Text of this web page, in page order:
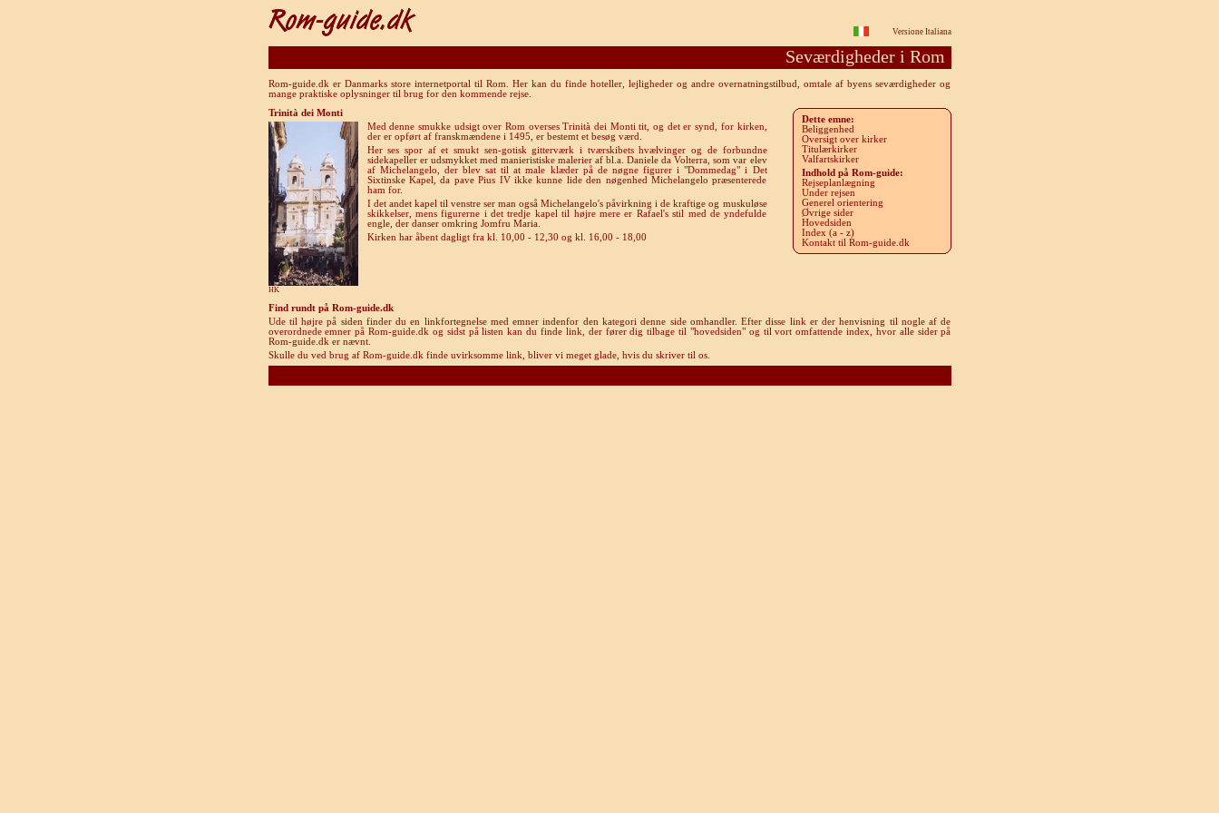
Versione Italiana
Seværdigheder i Rom
Rom-guide.dk er Danmarks store internetportal til Rom. Her kan du finde hoteller, lejligheder og andre overnatningstilbud, omtale af byens seværdigheder og
mange praktiske oplysninger til brug for den kommende rejse.
Trinità dei Monti
Med denne smukke udsigt over Rom overses Trinità dei Monti tit, og det er synd, for kirken,
der er opført af franskmændene i 1495, er bestemt et besøg værd.
Her ses spor af et smukt sen-gotisk gitterværk i tværskibets hvælvinger og de forbundne
sidekapeller er udsmykket med manieristiske malerier af bl.a. Daniele da Volterra, som var elev
af Michelangelo, der blev sat til at male klæder på de nøgne figurer i "Dommedag" i Det
Sixtinske Kapel, da pave Pius IV ikke kunne lide den nøgenhed Michelangelo præsenterede
ham for.
I det andet kapel til venstre ser man også Michelangelo's påvirkning i de kraftige og muskuløse
skikkelser, mens figurerne i det tredje kapel til højre mere er Rafael's stil med de yndefulde
engle, der danser omkring Jomfru Maria.
Kirken har åbent dagligt fra kl. 10,00 - 12,30 og kl. 16,00 - 18,00
HK
Dette emne:
Beliggenhed
Oversigt over kirker
Titulærkirker
Valfartskirker
Indhold på Rom-guide:
Rejseplanlægning
Under rejsen
Generel orientering
Øvrige sider
Hovedsiden
Index (a - z)
Kontakt til Rom-guide.dk
Find rundt på Rom-guide.dk
Ude til højre på siden finder du en linkfortegnelse med emner indenfor den kategori denne side omhandler. Efter disse link er der henvisning til nogle af de
overordnede emner på Rom-guide.dk og sidst på listen kan du finde link, der fører dig tilbage til "hovedsiden" og til vort omfattende index, hvor alle sider på
Rom-guide.dk er nævnt.
Skulle du ved brug af Rom-guide.dk finde uvirksomme link, bliver vi meget glade, hvis du skriver til os.